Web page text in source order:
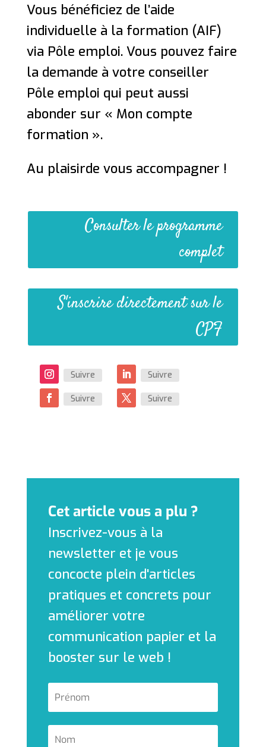
Vous bénéficiez de l’aide
individuelle à la formation (AIF)
via Pôle emploi. Vous pouvez faire
la demande à votre conseiller
Pôle emploi qui peut aussi
abonder sur « Mon compte
formation ».
Au plaisirde vous accompagner !
Consulter le programme
complet
S'inscrire directement sur le
CPF
Suivre Suivre
Suivre Suivre
Cet article vous a plu ?
Inscrivez-vous à la
newsletter et je vous
concocte plein d'articles
pratiques et concrets pour
améliorer votre
communication papier et la
booster sur le web !